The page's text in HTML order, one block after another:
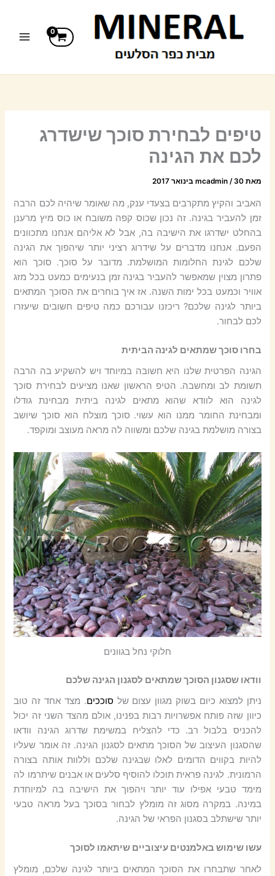
טיפים לבחירת סוכך שישדרג
לכם את הגינה
מאת mcadmin /30 בינואר 2017
האביב והקיץ מתקרבים בצעדי ענק, מה שאומר שיהיה לכם הרבה
זמן להעביר בגינה. זה נכון שכוס קפה משובח או כוס מיץ מרענן
בהחלט ישדרגו את הישיבה בה, אבל לא אליהם אנחנו מתכוונים
הפעם. אנחנו מדברים על שידרוג רציני יותר שיהפוך את הגינה
שלכם לגינת החלומות המושלמת. מדובר על סוכך. סוכך הוא
פתרון מצוין שמאפשר להעביר בגינה זמן בנעימים כמעט בכל מזג
אוויר וכמעט בכל ימות השנה. אז איך בוחרים את הסוכך המתאים
ביותר לגינה שלכם? ריכזנו עבורכם כמה טיפים חשובים שיעזרו
לכם לבחור.
בחרו סוכך שמתאים לגינה הביתית
הגינה הפרטית שלנו היא חשובה במיוחד ויש להשקיע בה הרבה
תשומת לב ומחשבה. הטיפ הראשון שאנו מציעים לבחירת סוכך
לגינה הוא לוודא שהוא מתאים לגינה ביתית מבחינת גודלו
ומבחינת החומר ממנו הוא עשוי. סוכך מוצלח הוא סוכך שיושב
בצורה מושלמת בגינה שלכם ומשווה לה מראה מעוצב ומוקפד.
חלוקי נחל בגוונים
וודאו שסגנון הסוכך שמתאים לסגנון הגינה שלכם
ניתן למצוא כיום בשוק מגוון עצום של סוככים. מצד אחד זה טוב
כיוון שזה פותח אפשרויות רבות בפנינו, אולם מהצד השני זה יכול
להכניס בלבול רב. כדי להצליח במשימת שדרוג הגינה וודאו
שהסגנון העיצוב של הסוכך מתאים לסגנון הגינה. זה אומר שעליו
להיות בקווים הדומים לאלו שבגינה שלכם וללוות אותה בצורה
הרמונית. לגינה פראית תוכלו להוסיף סלעים או אבנים שיתרמו לה
מימד טבעי אפילו עוד יותר ויהפוך את הישיבה בה למיוחדת
במינה. במקרה מסוג זה מומלץ לבחור בסוכך בעל מראה טבעי
יותר שישתלב בסגנון הפראי של הגינה.
עשו שימוש באלמנטים עיצוביים שיתאמו לסוכך
לאחר שתבחרו את הסוכך המתאים ביותר לגינה שלכם, מומלץ